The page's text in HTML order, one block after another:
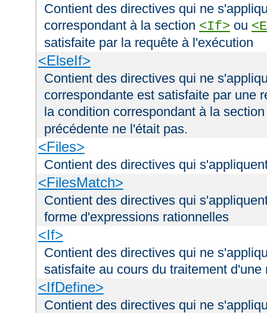
Contient des directives qui ne
correspondant à la section <If> ou
satisfaite par la requête à l'exécution
<ElseIf>
Contient des directives qui ne
correspondante est satisfaite par une
la condition correspondant à la
précédente ne l'était pas.
<Files>
Contient des directives qui
<FilesMatch>
Contient des directives qui
forme d'expressions rationnelles
<If>
Contient des directives qui ne
satisfaite au cours du traitement d'une
<IfDefine>
Contient des directives qui ne